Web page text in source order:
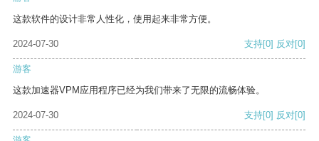
这款软件的设计非常人性化，使用起来非常方便。
2024-07-30 支持[0] 反对[0]
游客
这款加速器VPM应用程序已经为我们带来了无限的流畅体验。
2024-07-30 支持[0] 反对[0]